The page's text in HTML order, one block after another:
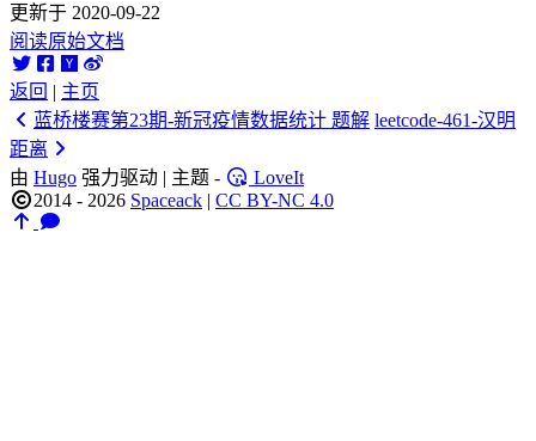
更新于 2020-09-22
阅读原始文档
返回 | 主页
蓝桥楼赛第23期-新冠疫情数据统计 题解 leetcode-461-汉明
距离
由 Hugo 强力驱动 | 主题 -
LoveIt
2014 - 2026 Spaceack | CC BY-NC 4.0